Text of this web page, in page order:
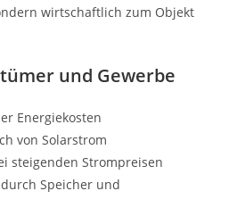
wirtschaftlich zum Objekt
und Gewerbe
Energiekosten
von Solarstrom
steigenden Strompreisen
Speicher und